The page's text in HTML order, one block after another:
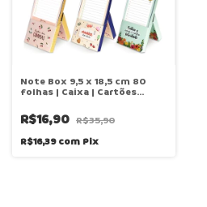
Note Box 9,5 x 18,5 cm 80
folhas | Caixa | Cartões
R$16,90 R$35,90
R$16,39com Pix